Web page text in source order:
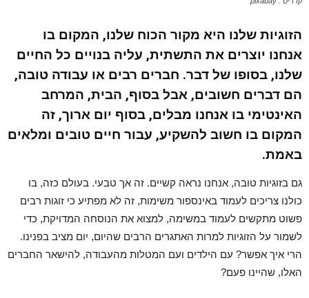
הזוגיות שלנו היא מקור הכוח שלנו, המקום בו
אנחנו יוצרים את התשתית, עליה בנויים כל החיים
שלנו, בסופו של דבר. חברים רבים או עבודה טובה,
הם דברים חשובים, אבל בסוף, הבית, המרחב
האינטימי בו אנחנו מבלים, בסוף יום ארוך, זה
המקום בו חשוב להשקיע, עבור חיים טובים ומלאים
באמת.
גם בזוגיות טובה, אנחנו נראה קשיים. זה אך טבעי. בעולם כזה, בו
כולנו צריכים לעמוד באינספור משימות, זה לא מפתיע כי זוגות רבים
פשוט מתקשים לעמוד במשימה, למצוא את הנוסחה המדויקת, כדי
לשמור על הזוגיות למרות האתגרים הרבים שהיום, יום מציב בפנינו.
הרי איך אפשר? עם הילדים ועם המטלות מהעבודה, להישאר החברים
האלו, שהיינו פעם?